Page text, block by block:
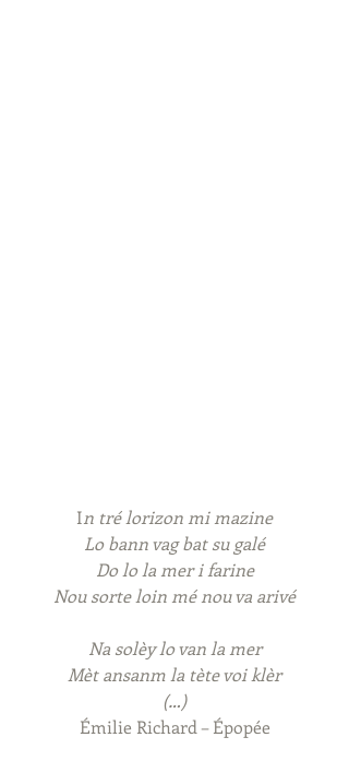
In tré lorizon mi mazine
Lo bann vag bat su galé
Do lo la mer i farine
Nou sorte loin mé nou va arivé
Na solèy lo van la mer
Mèt ansanm la tète voi klèr
(…)
Émilie Richard – Épopée